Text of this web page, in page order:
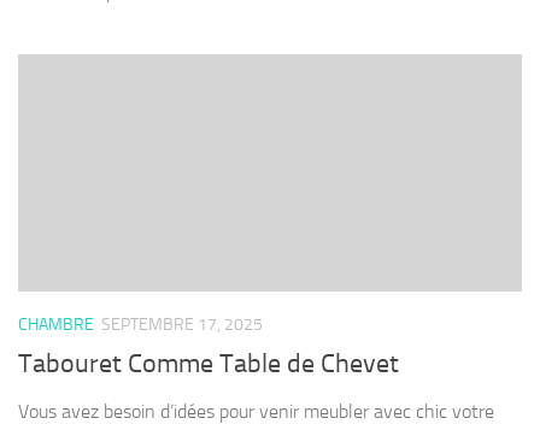
CHAMBRE SEPTEMBRE 17, 2025
Tabouret Comme Table de Chevet
Vous avez besoin d’idées pour venir meubler avec chic votre